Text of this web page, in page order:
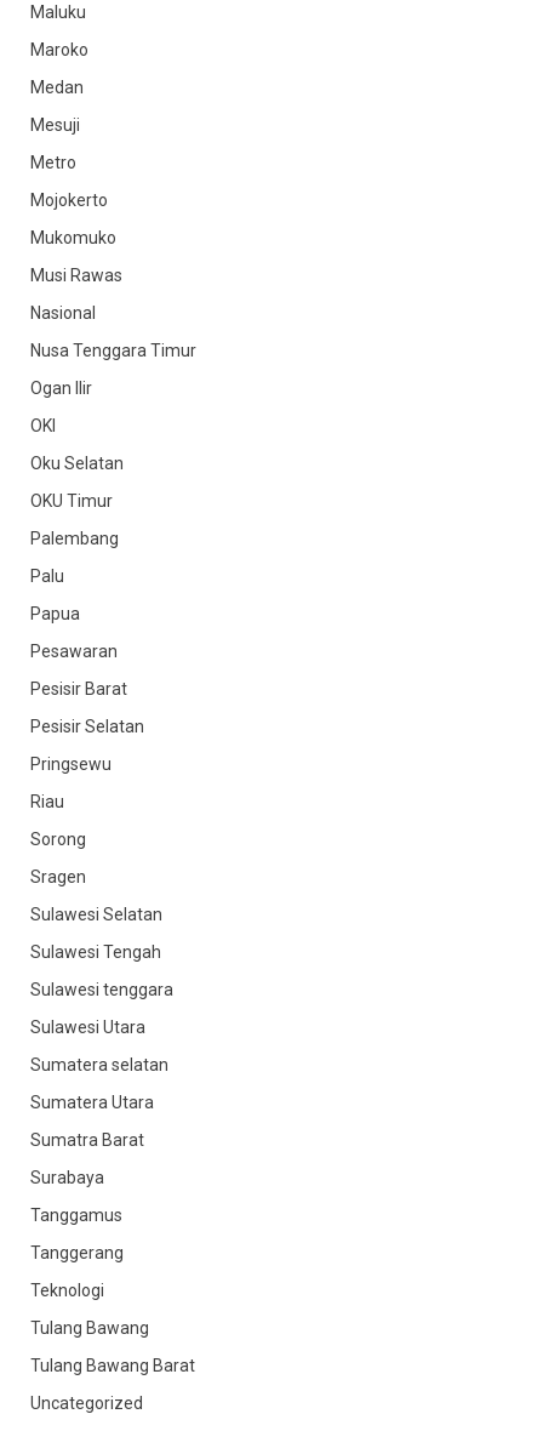
Maluku
Maroko
Medan
Mesuji
Metro
Mojokerto
Mukomuko
Musi Rawas
Nasional
Nusa Tenggara Timur
Ogan Ilir
OKI
Oku Selatan
OKU Timur
Palembang
Palu
Papua
Pesawaran
Pesisir Barat
Pesisir Selatan
Pringsewu
Riau
Sorong
Sragen
Sulawesi Selatan
Sulawesi Tengah
Sulawesi tenggara
Sulawesi Utara
Sumatera selatan
Sumatera Utara
Sumatra Barat
Surabaya
Tanggamus
Tanggerang
Teknologi
Tulang Bawang
Tulang Bawang Barat
Uncategorized